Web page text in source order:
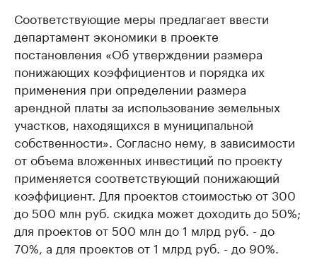
Соответствующие меры предлагает ввести
департамент экономики в проекте
постановления «Об утверждении размера
понижающих коэффициентов и порядка их
применения при определении размера
арендной платы за использование земельных
участков, находящихся в муниципальной
собственности». Согласно нему, в зависимости
от объема вложенных инвестиций по проекту
применяется соответствующий понижающий
коэффициент. Для проектов стоимостью от 300
до 500 млн руб. скидка может доходить до 50%;
для проектов от 500 млн до 1 млрд руб. - до
70%, а для проектов от 1 млрд руб. - до 90%.